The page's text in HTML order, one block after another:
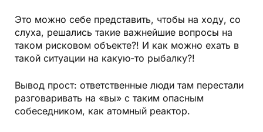
Это можно себе представить, чтобы на ходу, со
слуха, решались такие важнейшие вопросы на
таком рисковом объекте?! И как можно ехать в
такой ситуации на какую-то рыбалку?!
Вывод прост: ответственные люди там перестали
разговаривать на «вы» с таким опасным
собеседником, как атомный реактор.